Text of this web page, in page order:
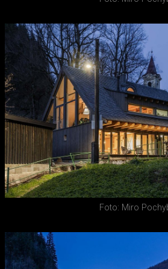
Foto: Miro